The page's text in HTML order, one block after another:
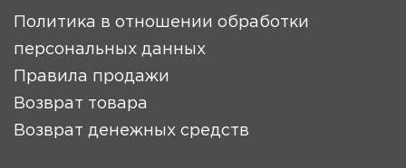
Политика в отношении обработки
персональных данных
Правила продажи
Возврат товара
Возврат денежных средств